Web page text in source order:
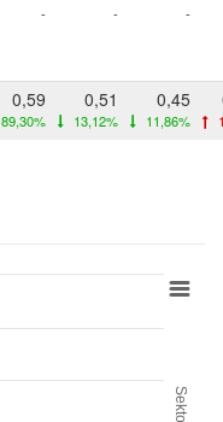
- - -
0,59
89,30%
0,51
13,12%
0,45
11,86%
Sektor